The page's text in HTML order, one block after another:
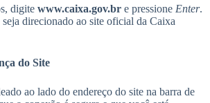
digite www.caixa.gov.br e pressione Enter.
direcionado ao site oficial da Caixa
do Site
ao lado do endereço do site na barra de